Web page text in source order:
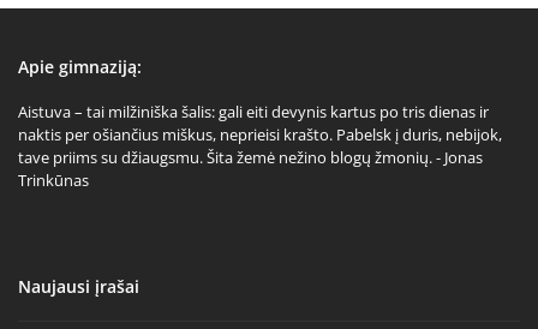
Apie gimnaziją:
Aistuva – tai milžiniška šalis: gali eiti devynis kartus po tris dienas ir
naktis per ošiančius miškus, neprieisi krašto. Pabelsk į duris, nebijok,
tave priims su džiaugsmu. Šita žemė nežino blogų žmonių. - Jonas
Trinkūnas
Naujausi įrašai